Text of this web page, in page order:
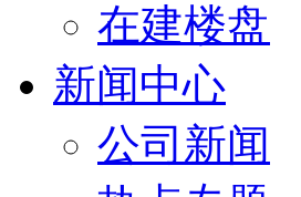
在建楼盘
新闻中心
公司新闻